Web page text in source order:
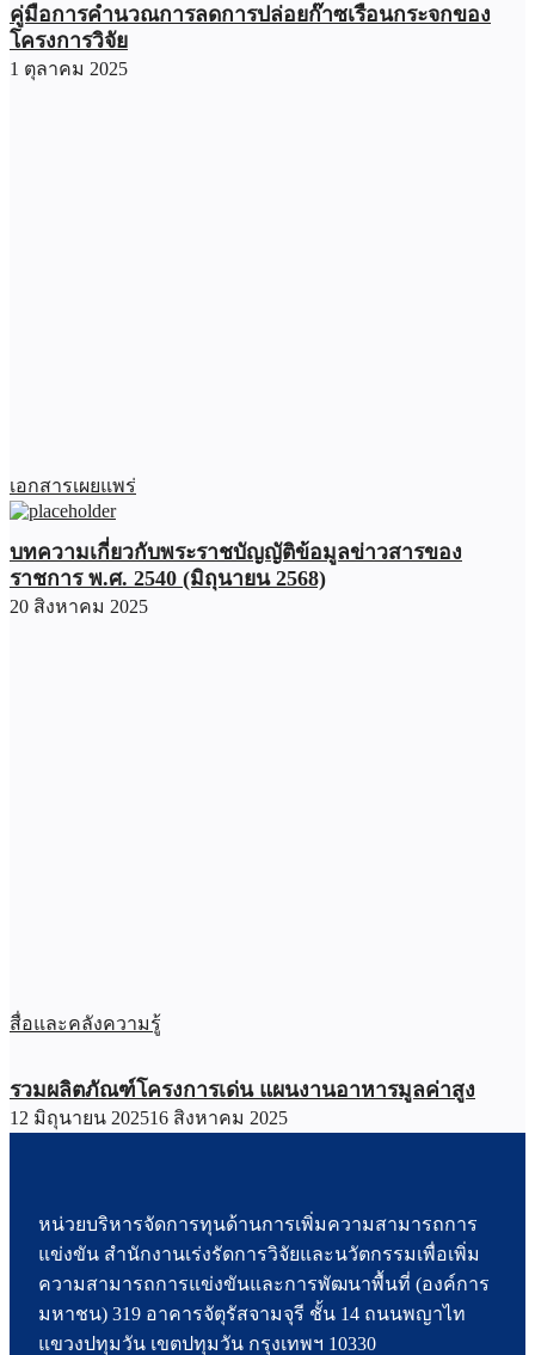
คู่มือการคํานวณการลดการปล่อยก๊าซเรือนกระจกของ
โครงการวิจัย
1 ตุลาคม 2025
เอกสารเผยแพร่
บทความเกี่ยวกับพระราชบัญญัติข้อมูลข่าวสารของ
ราชการ พ.ศ. 2540 (มิถุนายน 2568)
20 สิงหาคม 2025
สื่อและคลังความรู้
รวมผลิตภัณฑ์โครงการเด่น แผนงานอาหารมูลค่าสูง
12 มิถุนายน 202516 สิงหาคม 2025
หน่วยบริหารจัดการทุนด้านการเพิ่มความสามารถการ
แข่งขัน สำนักงานเร่งรัดการวิจัยและนวัตกรรมเพื่อเพิ่ม
ความสามารถการแข่งขันและการพัฒนาพื้นที่ (องค์การ
มหาชน) 319 อาคารจัตุรัสจามจุรี ชั้น 14 ถนนพญาไท
แขวงปทุมวัน เขตปทุมวัน กรุงเทพฯ 10330